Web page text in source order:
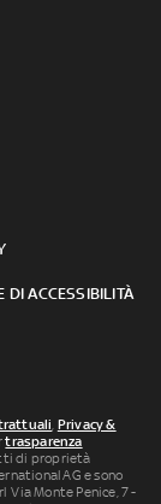
DI ACCESSIBILITÀ
, Privacy &
trasparenza
di proprietà
AG e sono
Via Monte Penice, 7 -